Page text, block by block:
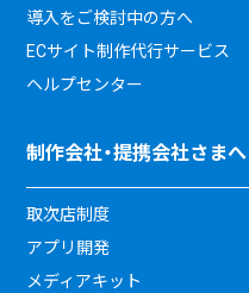
導入をご検討中の方へ
ECサイト制作代行サービス
ヘルプセンター
制作会社・提携会社さまへ
取次店制度
アプリ開発
メディアキット